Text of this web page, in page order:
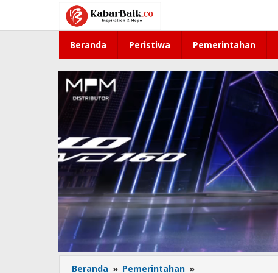
konten
Beranda Peristiwa Pemerintahan
Beranda » Pemerintahan »